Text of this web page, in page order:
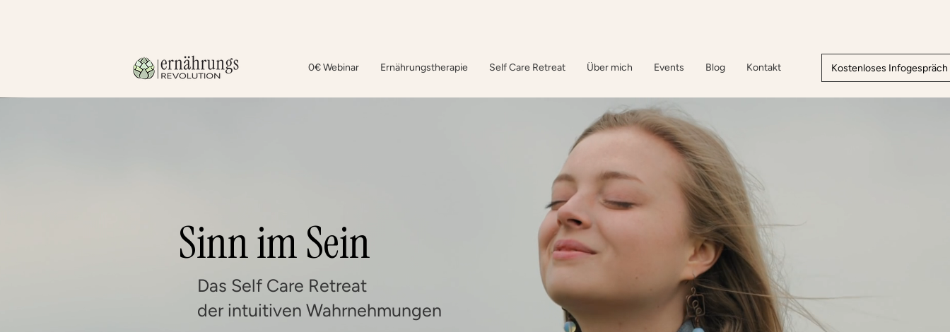
0€ Webinar Ernährungstherapie Self Care Retreat Über mich Events Blog Kontakt Kostenloses Infogespräch
Sinn im Sein
Das Self Care Retreat
der intuitiven Wahrnehmungen